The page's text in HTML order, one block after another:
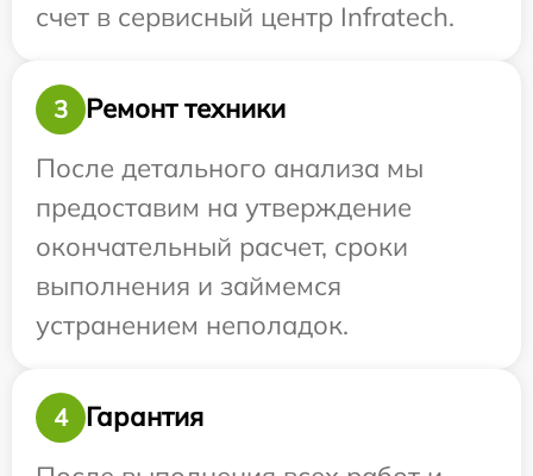
счет в сервисный центр Infratech.
3
Ремонт техники
После детального анализа мы
предоставим на утверждение
окончательный расчет, сроки
выполнения и займемся
устранением неполадок.
4
Гарантия